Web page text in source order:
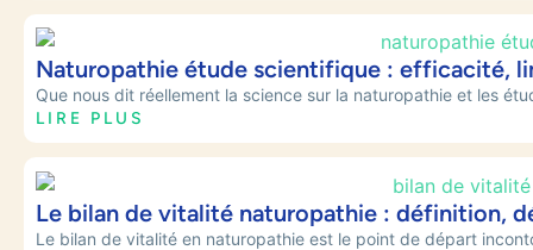
Naturopathie étude scientifique : efficacité,
Que nous dit réellement la science sur la naturopathie et les
LIRE PLUS
Le bilan de vitalité naturopathie : définition,
Le bilan de vitalité en naturopathie est le point de départ